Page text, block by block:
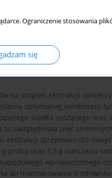
Ograniczenie stosowania
się
tablice ortogonalne
na stopień ekstrakcji
optymalnej kombinacji
środka suszącego oraz
uwzględniała pięć
ekstrakcji otrzymano dla
próby oraz 1,5 g siarczanu
wprowadzonego
do monitorowania środowiska.